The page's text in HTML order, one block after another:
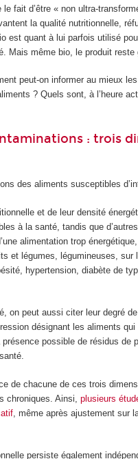
fait d’être « non ultra-
la qualité nutritionnelle,
est quant à lui parfois utilisé
Mais même bio, le produit
peut-on informer au mieux
? Quels sont, à l’heure
: trois
des aliments susceptibles
et de leur densité
à la santé, tandis que
alimentation trop
et légumes, légumineuses, sur
hypertension, diabète de
on peut aussi citer leur degré
désignant les aliments
possible de résidus de
de chacune de ces trois
chroniques. Ainsi,plusieurs
, même après ajustement sur
persiste également